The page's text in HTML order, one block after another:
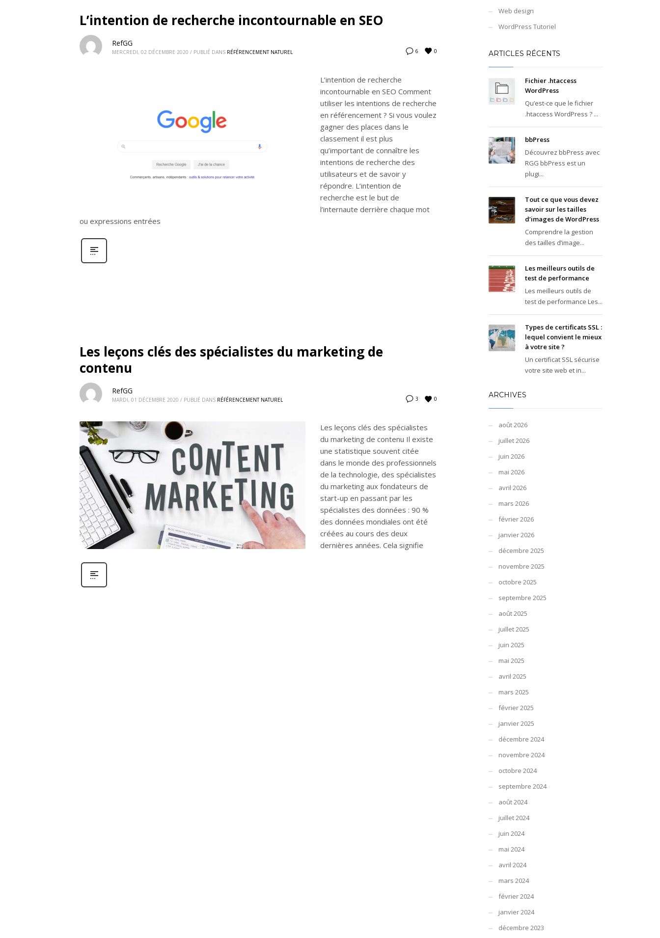
L’intention de recherche incontournable en SEO
6 0
RefGG
MERCREDI, 02 DÉCEMBRE 2020 / PUBLIÉ DANS RÉFÉRENCEMENT NATUREL
L’intention de recherche
incontournable en SEO Comment
utiliser les intentions de recherche
en référencement ? Si vous voulez
gagner des places dans le
classement il est plus
qu’important de connaître les
intentions de recherche des
utilisateurs et de savoir y
répondre. L’intention de
recherche est le but de
l’internaute derrière chaque mot
ou expressions entrées
Les leçons clés des spécialistes du marketing de
contenu
3 0
RefGG
MARDI, 01 DÉCEMBRE 2020 / PUBLIÉ DANS RÉFÉRENCEMENT NATUREL
Les leçons clés des spécialistes
du marketing de contenu Il existe
une statistique souvent citée
dans le monde des professionnels
de la technologie, des spécialistes
du marketing aux fondateurs de
start-up en passant par les
spécialistes des données : 90 %
des données mondiales ont été
créées au cours des deux
dernières années. Cela signifie
Web design
WordPress Tutoriel
ARTICLES RÉCENTS
Fichier .htaccess
WordPress
Qu’est-ce que le fichier
.htaccess WordPress ? ...
bbPress
Découvrez bbPress avec
RGG bbPress est un
plugi...
Tout ce que vous devez
savoir sur les tailles
d’images de WordPress
Comprendre la gestion
des tailles d’image...
Les meilleurs outils de
test de performance
Les meilleurs outils de
test de performance Les...
Types de certificats SSL :
lequel convient le mieux
à votre site ?
Un certificat SSL sécurise
votre site web et in...
ARCHIVES
août 2026
juillet 2026
juin 2026
mai 2026
avril 2026
mars 2026
février 2026
janvier 2026
décembre 2025
novembre 2025
octobre 2025
septembre 2025
août 2025
juillet 2025
juin 2025
mai 2025
avril 2025
mars 2025
février 2025
janvier 2025
décembre 2024
novembre 2024
octobre 2024
septembre 2024
août 2024
juillet 2024
juin 2024
mai 2024
avril 2024
mars 2024
février 2024
janvier 2024
décembre 2023